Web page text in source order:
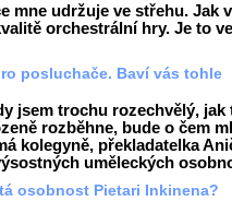
mne udržuje ve střehu. Jak
orchestrální hry. Je to
posluchače. Baví vás tohle
jsem trochu rozechvělý, jak
rozběhne, bude o čem
kolegyně, překladatelka
uměleckých
osobnost Pietari Inkinena?